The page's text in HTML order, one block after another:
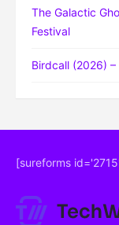
The Galactic
Festival
Birdcall (2026)
[sureforms